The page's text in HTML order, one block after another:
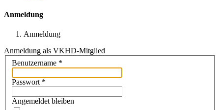
Anmeldung
Anmeldung
Anmeldung als VKHD-Mitglied
Benutzername *
Passwort *
Angemeldet bleiben